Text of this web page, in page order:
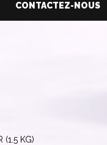
CONTACTEZ-NOUS
(1.5 KG)